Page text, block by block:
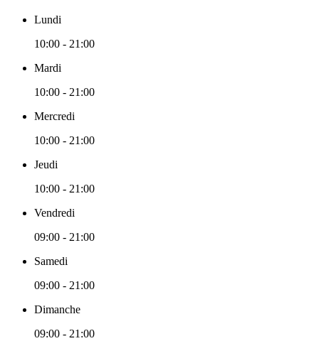
Lundi
10:00 - 21:00
Mardi
10:00 - 21:00
Mercredi
10:00 - 21:00
Jeudi
10:00 - 21:00
Vendredi
09:00 - 21:00
Samedi
09:00 - 21:00
Dimanche
09:00 - 21:00